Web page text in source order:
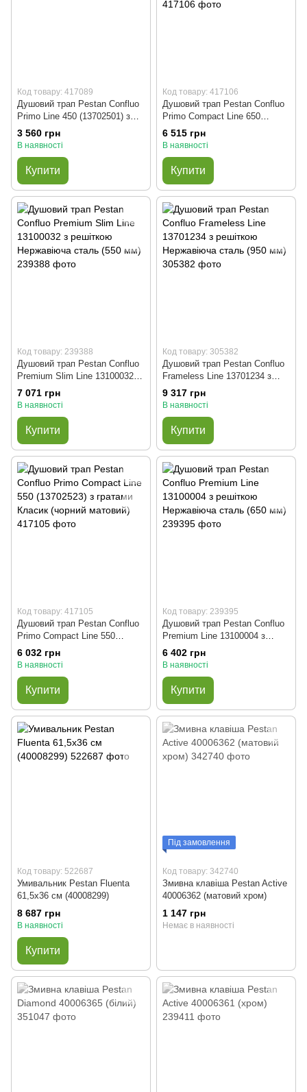
Код товару: 417089
Душовий трап Pestan Confluo
Primo Line 450 (13702501) з
гратами Класик
3 560 грн
В наявності
Купити
Код товару: 417106
Душовий трап Pestan Confluo
Primo Compact Line 650
(13702524) з гратами Класик
(чорний матовий)
6 515 грн
В наявності
Купити
Код товару: 239388
Душовий трап Pestan Confluo
Premium Slim Line 13100032 з
решіткою Нержавіюча сталь
(550 мм)
7 071 грн
В наявності
Купити
Код товару: 305382
Душовий трап Pestan Confluo
Frameless Line 13701234 з
решіткою Нержавіюча сталь
(950 мм)
9 317 грн
В наявності
Купити
Код товару: 417105
Душовий трап Pestan Confluo
Primo Compact Line 550
(13702523) з гратами Класик
(чорний матовий)
6 032 грн
В наявності
Купити
Код товару: 239395
Душовий трап Pestan Confluo
Premium Line 13100004 з
решіткою Нержавіюча сталь
(650 мм)
6 402 грн
В наявності
Купити
Код товару: 522687
Умивальник Pestan Fluenta
61,5x36 см (40008299)
8 687 грн
В наявності
Купити
Під замовлення
Код товару: 342740
Змивна клавіша Pestan Active
40006362 (матовий хром)
1 147 грн
Немає в наявності